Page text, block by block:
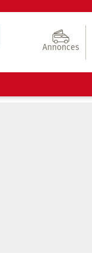
Annonces